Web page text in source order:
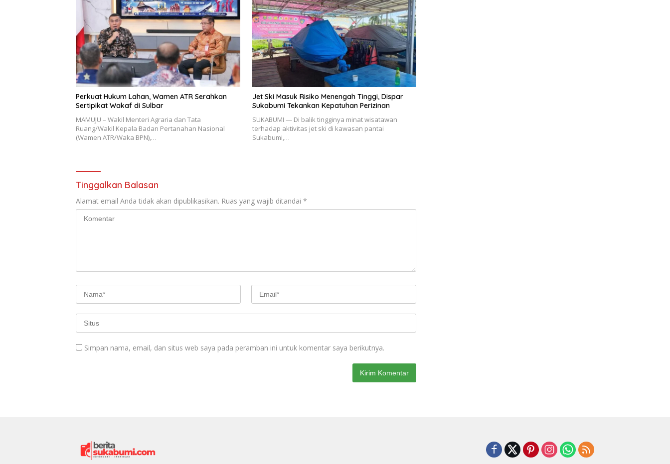
Perkuat Hukum Lahan, Wamen ATR Serahkan
Sertipikat Wakaf di Sulbar
MAMUJU – Wakil Menteri Agraria dan Tata
Ruang/Wakil Kepala Badan Pertanahan Nasional
(Wamen ATR/Waka BPN),…
Jet Ski Masuk Risiko Menengah Tinggi, Dispar
Sukabumi Tekankan Kepatuhan Perizinan
SUKABUMI — Di balik tingginya minat wisatawan
terhadap aktivitas jet ski di kawasan pantai
Sukabumi,…
Tinggalkan Balasan
Alamat email Anda tidak akan dipublikasikan. Ruas yang wajib ditandai *
Simpan nama, email, dan situs web saya pada peramban ini untuk komentar saya berikutnya.